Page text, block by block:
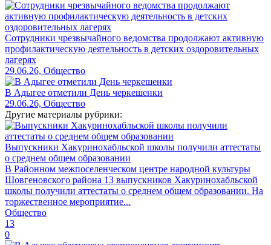
Сотрудники чрезвычайного ведомства продолжают активную
профилактическую деятельность в детских оздоровительных
лагерях
29.06.26, Общество
В Адыгее отметили День черкешенки
29.06.26, Общество
Другие материалы рубрики:
Выпускники Хакуринохабльской школы получили аттестаты
о среднем общем образовании
В Районном межпоселенческом центре народной культуры
Шовгеновского района 13 выпускников Хакуринохабльской
школы получили аттестаты о среднем общем образовании. На
торжественное мероприятие...
Общество
13
0